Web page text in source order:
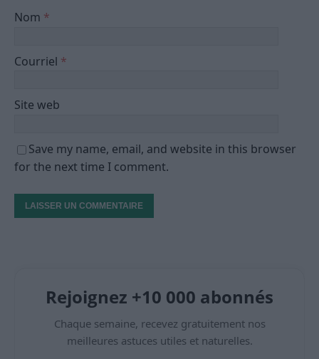
Nom *
Courriel *
Site web
Save my name, email, and website in this browser
for the next time I comment.
Rejoignez +10 000 abonnés
Chaque semaine, recevez gratuitement nos
meilleures astuces utiles et naturelles.